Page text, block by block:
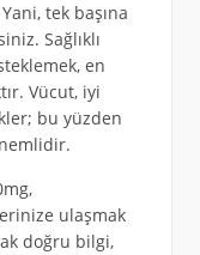
tek başına
Sağlıklı
en
Vücut, iyi
bu yüzden
ulaşmak
doğru bilgi,